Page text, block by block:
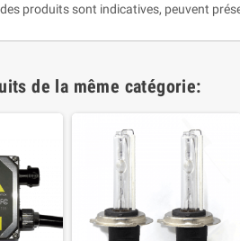
produits sont indicatives, peuvent
de la même catégorie: